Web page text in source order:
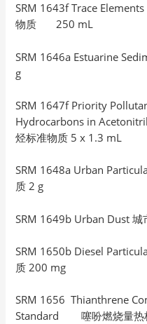
SRM 1643f Trace
物质 250 mL
SRM 1646a Estuarine
g
SRM 1647f Priority
Hydrocarbons in
烃标准物质 5 x 1.3 mL
SRM 1648a Urban
质 2 g
SRM 1649b Urban Dust
SRM 1650b Diesel
质 200 mg
SRM 1656 Thianthrene
Standard 噻吩燃烧量